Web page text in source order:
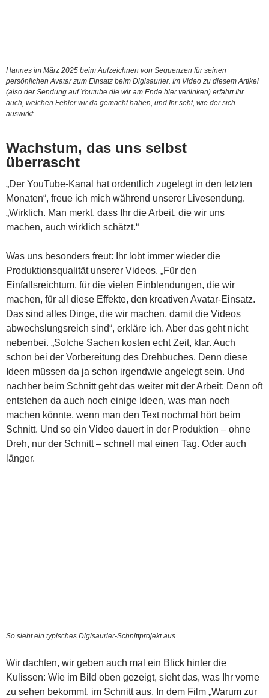
Hannes im März 2025 beim Aufzeichnen von Sequenzen für seinen
persönlichen Avatar zum Einsatz beim Digisaurier. Im Video zu diesem Artikel
(also der Sendung auf Youtube die wir am Ende hier verlinken) erfahrt Ihr
auch, welchen Fehler wir da gemacht haben, und Ihr seht, wie der sich
auswirkt.
Wachstum, das uns selbst
überrascht
„Der YouTube-Kanal hat ordentlich zugelegt in den letzten
Monaten“, freue ich mich während unserer Livesendung.
„Wirklich. Man merkt, dass Ihr die Arbeit, die wir uns
machen, auch wirklich schätzt.“
Was uns besonders freut: Ihr lobt immer wieder die
Produktionsqualität unserer Videos. „Für den
Einfallsreichtum, für die vielen Einblendungen, die wir
machen, für all diese Effekte, den kreativen Avatar-Einsatz.
Das sind alles Dinge, die wir machen, damit die Videos
abwechslungsreich sind“, erkläre ich. Aber das geht nicht
nebenbei. „Solche Sachen kosten echt Zeit, klar. Auch
schon bei der Vorbereitung des Drehbuches. Denn diese
Ideen müssen da ja schon irgendwie angelegt sein. Und
nachher beim Schnitt geht das weiter mit der Arbeit: Denn oft
entstehen da auch noch einige Ideen, was man noch
machen könnte, wenn man den Text nochmal hört beim
Schnitt. Und so ein Video dauert in der Produktion – ohne
Dreh, nur der Schnitt – schnell mal einen Tag. Oder auch
länger.
So sieht ein typisches Digisaurier-Schnittprojekt aus.
Wir dachten, wir geben auch mal ein Blick hinter die
Kulissen: Wie im Bild oben gezeigt, sieht das, was Ihr vorne
zu sehen bekommt. im Schnitt aus. In dem Film „Warum zur